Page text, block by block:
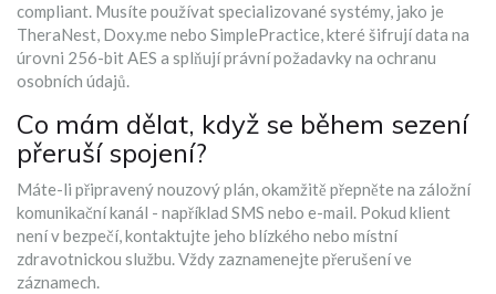
compliant. Musíte používat specializované systémy, jako je
TheraNest, Doxy.me nebo SimplePractice, které šifrují data na
úrovni 256-bit AES a splňují právní požadavky na ochranu
osobních údajů.
Co mám dělat, když se během sezení
přeruší spojení?
Máte-li připravený nouzový plán, okamžitě přepněte na záložní
komunikační kanál - například SMS nebo e-mail. Pokud klient
není v bezpečí, kontaktujte jeho blízkého nebo místní
zdravotnickou službu. Vždy zaznamenejte přerušení ve
záznamech.